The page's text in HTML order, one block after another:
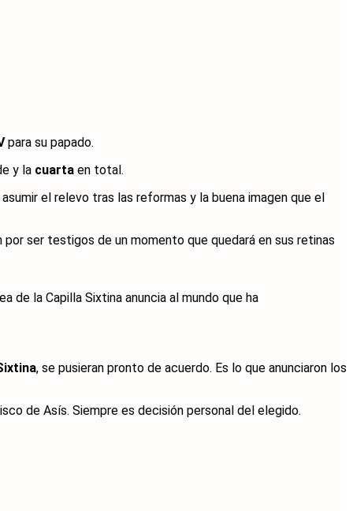
para su papado.
y la cuarta en total.
el relevo tras las reformas y la buena imagen que el
ser testigos de un momento que quedará en sus retinas
de la Capilla Sixtina anuncia al mundo que ha
, se pusieran pronto de acuerdo. Es lo que anunciaron los
de Asís. Siempre es decisión personal del elegido.